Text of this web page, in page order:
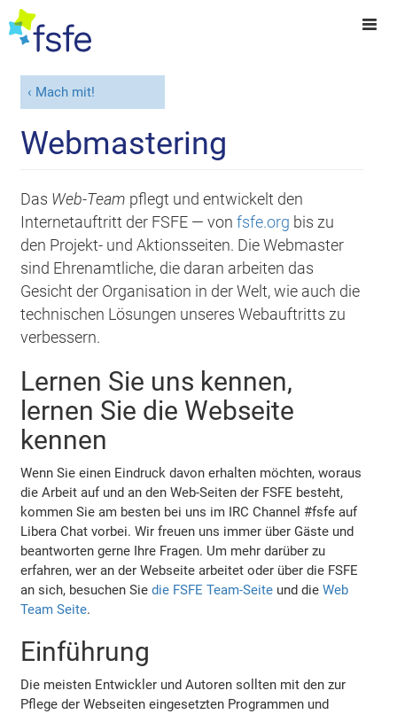
Mach mit!
Webmastering
Das Web-Team pflegt und entwickelt den
Internetauftritt der FSFE — vonfsfe.org bis zu
den Projekt- und Aktionsseiten. Die Webmaster
sind Ehrenamtliche, die daran arbeiten das
Gesicht der Organisation in der Welt, wie auch die
technischen Lösungen unseres Webauftritts zu
verbessern.
Lernen Sie uns kennen,
lernen Sie die Webseite
kennen
Wenn Sie einen Eindruck davon erhalten möchten, woraus
die Arbeit auf und an den Web-Seiten der FSFE besteht,
kommen Sie am besten bei uns im IRC Channel #fsfe auf
Libera Chat vorbei. Wir freuen uns immer über Gäste und
beantworten gerne Ihre Fragen. Um mehr darüber zu
erfahren, wer an der Webseite arbeitet oder über die FSFE
an sich, besuchen Siedie FSFE Team-Seite und dieWeb
Team Seite.
Einführung
Die meisten Entwickler und Autoren sollten mit den zur
Pflege der Webseiten eingesetzten Programmen und